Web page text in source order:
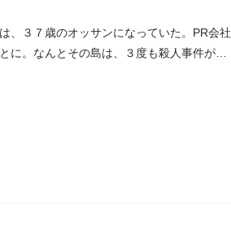
、３７歳のオッサンになっていた。PR会社
。なんとその島は、３度も殺人事件が起